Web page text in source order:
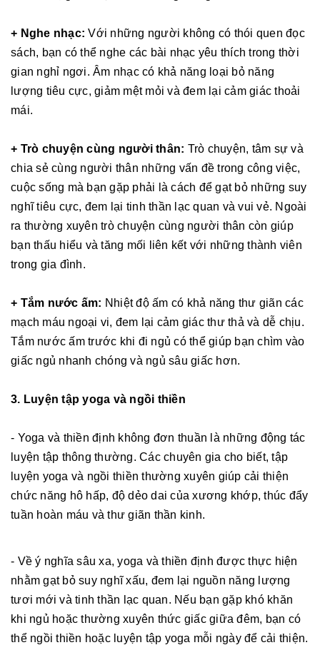
+ Nghe nhạc: Với những người không có thói quen đọc
sách, bạn có thể nghe các bài nhạc yêu thích trong thời
gian nghỉ ngơi. Âm nhạc có khả năng loại bỏ năng
lượng tiêu cực, giảm mệt mỏi và đem lại cảm giác thoải
mái.
+ Trò chuyện cùng người thân: Trò chuyện, tâm sự và
chia sẻ cùng người thân những vấn đề trong công việc,
cuộc sống mà bạn gặp phải là cách để gạt bỏ những suy
nghĩ tiêu cực, đem lại tinh thần lạc quan và vui vẻ. Ngoài
ra thường xuyên trò chuyện cùng người thân còn giúp
bạn thấu hiểu và tăng mối liên kết với những thành viên
trong gia đình.
+ Tắm nước ấm: Nhiệt độ ấm có khả năng thư giãn các
mạch máu ngoại vi, đem lại cảm giác thư thả và dễ chịu.
Tắm nước ấm trước khi đi ngủ có thể giúp bạn chìm vào
giấc ngủ nhanh chóng và ngủ sâu giấc hơn.
3. Luyện tập yoga và ngồi thiền
- Yoga và thiền định không đơn thuần là những động tác
luyện tập thông thường. Các chuyên gia cho biết, tập
luyện yoga và ngồi thiền thường xuyên giúp cải thiện
chức năng hô hấp, độ dẻo dai của xương khớp, thúc đẩy
tuần hoàn máu và thư giãn thần kinh.
- Về ý nghĩa sâu xa, yoga và thiền định được thực hiện
nhằm gạt bỏ suy nghĩ xấu, đem lại nguồn năng lượng
tươi mới và tinh thần lạc quan. Nếu bạn gặp khó khăn
khi ngủ hoặc thường xuyên thức giấc giữa đêm, bạn có
thể ngồi thiền hoặc luyện tập yoga mỗi ngày để cải thiện.